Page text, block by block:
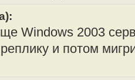
Windows 2003
и потом